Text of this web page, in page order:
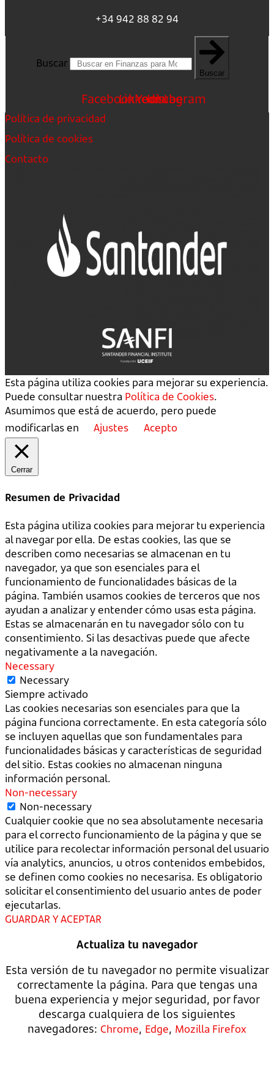
+34 942 88 82 94
Buscar
Buscar
FacebookLinkedin
Youtube
Instagram
Política de privacidad
Política de cookies
Contacto
Esta página utiliza cookies para mejorar su experiencia.
Puede consultar nuestra Política de Cookies.
Asumimos que está de acuerdo, pero puede
modificarlas en
Ajustes Acepto
Cerrar
Resumen de Privacidad
Esta página utiliza cookies para mejorar tu experiencia
al navegar por ella. De estas cookies, las que se
describen como necesarias se almacenan en tu
navegador, ya que son esenciales para el
funcionamiento de funcionalidades básicas de la
página. También usamos cookies de terceros que nos
ayudan a analizar y entender cómo usas esta página.
Estas se almacenarán en tu navegador sólo con tu
consentimiento. Si las desactivas puede que afecte
negativamente a la navegación.
Necessary
Necessary
Siempre activado
Las cookies necesarias son esenciales para que la
página funciona correctamente. En esta categoría sólo
se incluyen aquellas que son fundamentales para
funcionalidades básicas y características de seguridad
del sitio. Estas cookies no almacenan ninguna
información personal.
Non-necessary
Non-necessary
Cualquier cookie que no sea absolutamente necesaria
para el correcto funcionamiento de la página y que se
utilice para recolectar información personal del usuario
vía analytics, anuncios, u otros contenidos embebidos,
se definen como cookies no necesarisa. Es obligatorio
solicitar el consentimiento del usuario antes de poder
ejecutarlas.
GUARDAR Y ACEPTAR
Actualiza tu navegador
Esta versión de tu navegador no permite visualizar
correctamente la página. Para que tengas una
buena experiencia y mejor seguridad, por favor
descarga cualquiera de los siguientes
navegadores: Chrome, Edge, Mozilla Firefox